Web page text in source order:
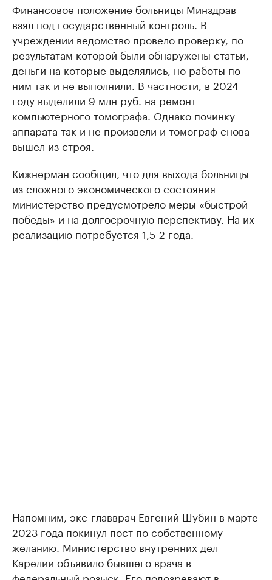
Финансовое положение больницы Минздрав
взял под государственный контроль. В
учреждении ведомство провело проверку, по
результатам которой были обнаружены статьи,
деньги на которые выделялись, но работы по
ним так и не выполнили. В частности, в 2024
году выделили 9 млн руб. на ремонт
компьютерного томографа. Однако починку
аппарата так и не произвели и томограф снова
вышел из строя.
Кижнерман сообщил, что для выхода больницы
из сложного экономического состояния
министерство предусмотрело меры «быстрой
победы» и на долгосрочную перспективу. На их
реализацию потребуется 1,5-2 года.
Напомним, экс-главврач Евгений Шубин в марте
2023 года покинул пост по собственному
желанию. Министерство внутренних дел
Карелии объявило бывшего врача в